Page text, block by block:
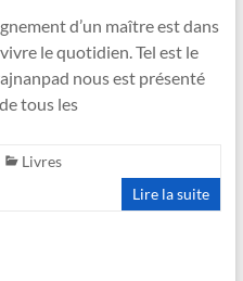
d’un maître est dans
le quotidien. Tel est le
nous est présenté
tous les
Livres
Lire la suite